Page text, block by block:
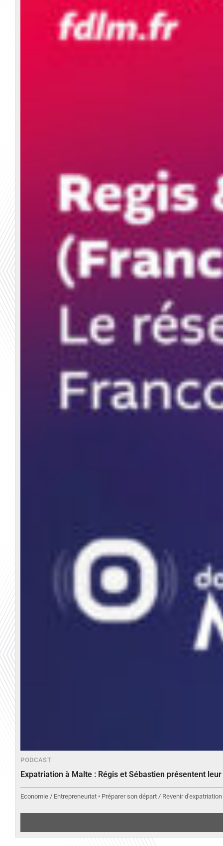
PODCAST
Expatriation à Malte : Régis et Sébastien présentent
Economie / Entrepreneuriat • Préparer son départ / Revenir d'expatriation